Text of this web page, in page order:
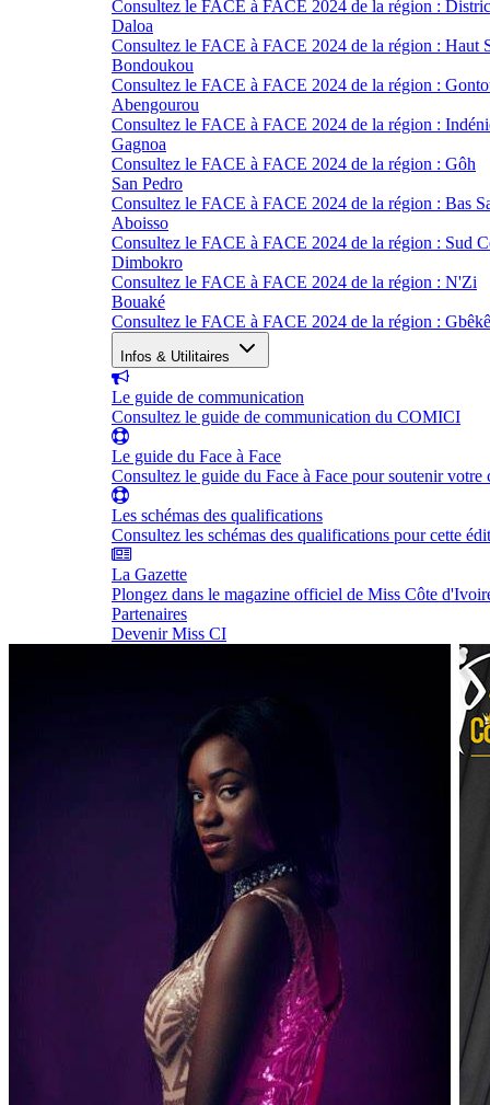
Consultez le FACE à FACE 2024 de la région :
Daloa
Consultez le FACE à FACE 2024 de la région : Haut
Bondoukou
Consultez le FACE à FACE 2024 de la région :
Abengourou
Consultez le FACE à FACE 2024 de la région :
Gagnoa
Consultez le FACE à FACE 2024 de la région : Gôh
San Pedro
Consultez le FACE à FACE 2024 de la région : Bas
Aboisso
Consultez le FACE à FACE 2024 de la région : Sud
Dimbokro
Consultez le FACE à FACE 2024 de la région : N'Zi
Bouaké
Consultez le FACE à FACE 2024 de la région : Gbêkê
Infos & Utilitaires
Le guide de communication
Consultez le guide de communication du COMICI
Le guide du Face à Face
Consultez le guide du Face à Face pour soutenir votre
Les schémas des qualifications
Consultez les schémas des qualifications pour cette
La Gazette
Plongez dans le magazine officiel de Miss Côte
Partenaires
Devenir Miss CI